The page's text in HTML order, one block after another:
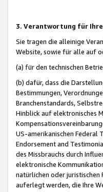
3. Verantwortung für
Sie tragen die alleinige
Website, sowie für alle auf
(a) für den technischen
(b) dafür, dass die
Bestimmungen,
Branchenstandards,
Hinblick auf elektronisches
US-amerikanischen Federal
Endorsement and
des Missbrauchs durch
elektronische
natürlichen oder juristischen
auferlegt werden, die Ihre